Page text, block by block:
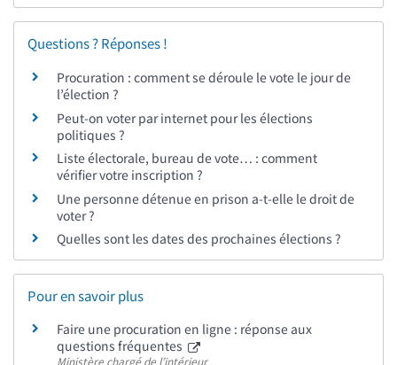
Questions ? Réponses !
Procuration : comment se déroule le vote le jour de
l’élection ?
Peut-on voter par internet pour les élections
politiques ?
Liste électorale, bureau de vote… : comment
vérifier votre inscription ?
Une personne détenue en prison a-t-elle le droit de
voter ?
Quelles sont les dates des prochaines élections ?
Pour en savoir plus
Faire une procuration en ligne : réponse aux
questions fréquentes
Ministère chargé de l’intérieur